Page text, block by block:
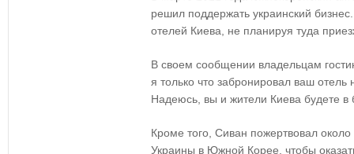
решил поддержать украинский
отелей Киева, не планируя туда
В своем сообщении владельцам
я только что забронировал ваш
Надеюсь, вы и жители Киева будете в
Кроме того, Сиван пожертвовал
Украины в Южной Корее, чтобы